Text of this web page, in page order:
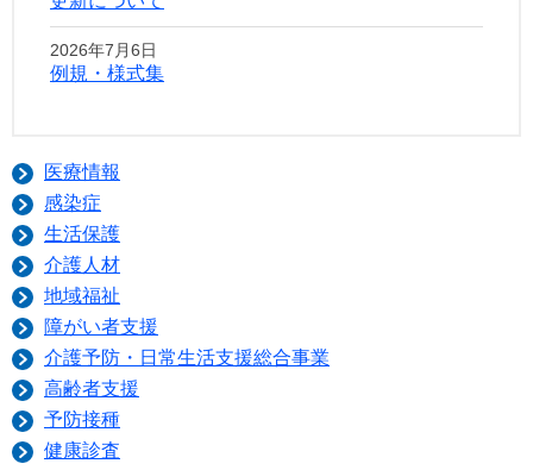
2026年7月6日
例規・様式集
医療情報
感染症
生活保護
介護人材
地域福祉
障がい者支援
介護予防・日常生活支援総合事業
高齢者支援
予防接種
健康診査